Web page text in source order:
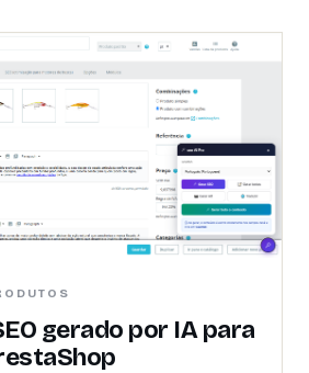
gerado por IA para